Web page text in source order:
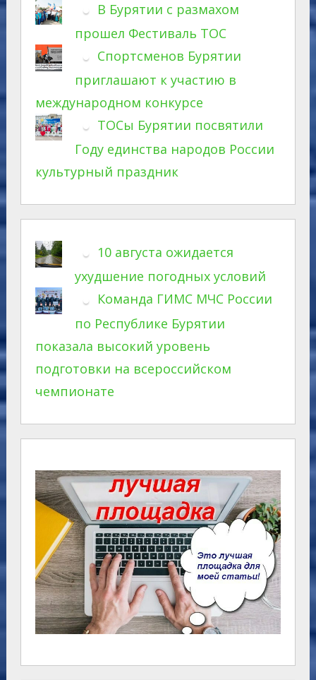
В Бурятии с размахом
прошел Фестиваль ТОС
Спортсменов Бурятии
приглашают к участию в
международном конкурсе
ТОСы Бурятии посвятили
Году единства народов России
культурный праздник
10 августа ожидается
ухудшение погодных условий
Команда ГИМС МЧС России
по Республике Бурятии
показала высокий уровень
подготовки на всероссийском
чемпионате